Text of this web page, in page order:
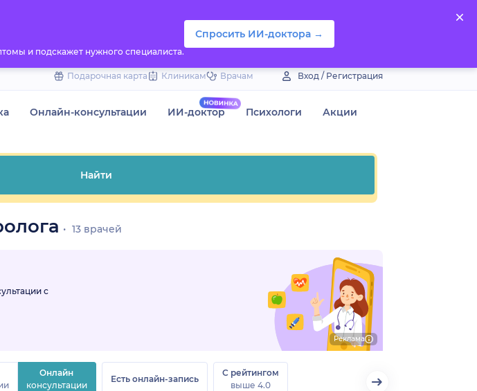
и подскажет нужного специалиста.
Спросить ИИ-доктора →
Подарочная карта Клиникам Врачам Вход / Регистрация
Онлайн-консультации ИИ-доктор Психологи Акции
Найти
13 врачей
с
Реклама
Онлайн
консультации
Есть онлайн-запись
С рейтингом
выше 4.0